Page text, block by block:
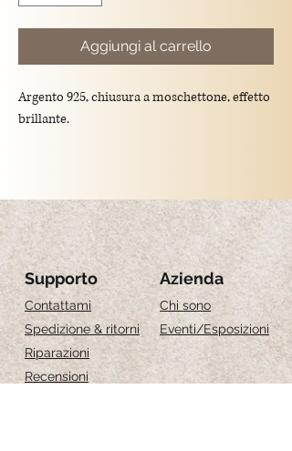
Aggiungi al carrello
Argento 925, chiusura a moschettone, effetto
brillante.
18cm+2cm d'estensione
Supporto
Contattami
Spedizione & ritorni
Riparazioni
Recensioni
Azienda
Chi sono
Eventi/Esposizioni